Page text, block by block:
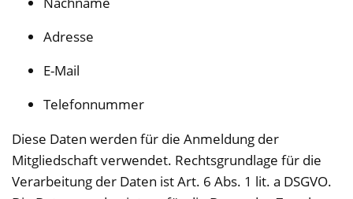
Adresse
E-Mail
Telefonnummer
Diese Daten werden für die Anmeldung der
Mitgliedschaft verwendet. Rechtsgrundlage für die
Verarbeitung der Daten ist Art. 6 Abs. 1 lit. a DSGVO.